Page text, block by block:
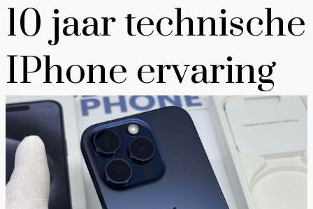
10 jaar technische
IPhone ervaring